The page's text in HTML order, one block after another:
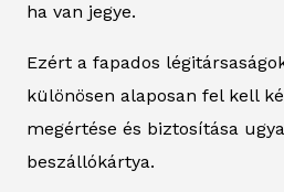
ha van jegye.
Ezért a fapados
különösen alaposan fel kell
megértése és biztosítása
beszállókártya.